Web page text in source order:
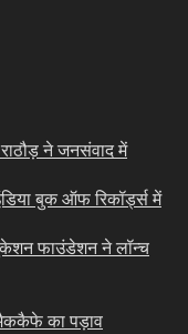
ने जनसंवाद में
बुक ऑफ रिकॉर्ड्स में
फाउंडेशन ने लॉन्च
का पड़ाव